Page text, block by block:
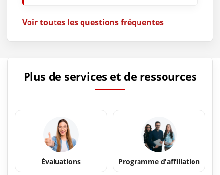
Voir toutes les questions fréquentes
Plus de services et de ressources
Évaluations Programme d'affiliation